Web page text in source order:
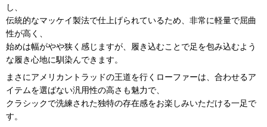
し、
伝統的なマッケイ製法で仕上げられているため、非常に軽量で屈曲
性が高く、
始めは幅がやや狭く感じますが、履き込むことで足を包み込むよう
な履き心地に馴染んできます。
まさにアメリカントラッドの王道を行くローファーは、合わせるア
イテムを選ばない汎用性の高さも魅力で、
クラシックで洗練された独特の存在感をお楽しみいただける一足で
す。